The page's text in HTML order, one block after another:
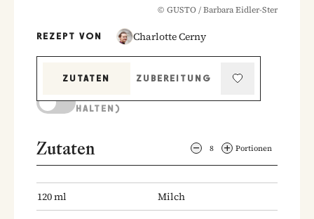
© GUSTO / Barbara Eidler-Ster
REZEPT VON Charlotte Cerny
ZUTATEN
ZUBEREITUNG
HALTEN)
Zutaten 8 Portionen
120ml
Milch